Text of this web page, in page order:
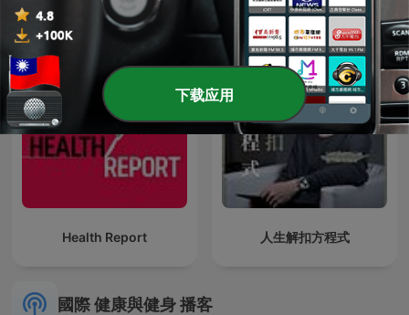
Health Report 人生解扣方程式
國際 健康與健身 播客
下载应用